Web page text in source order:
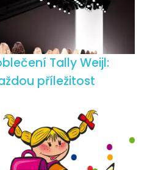
Tally Weijl:
příležitost